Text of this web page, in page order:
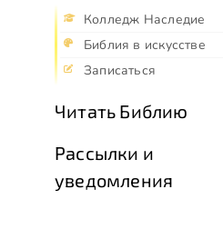
Колледж Наследие
Библия в искусстве
Записаться
Читать Библию
Рассылки и
уведомления